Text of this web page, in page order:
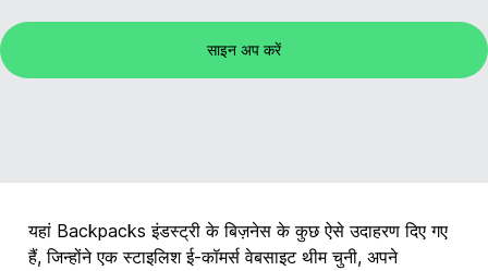
साइन अप करें
यहां Backpacks इंडस्ट्री के बिज़नेस के कुछ ऐसे उदाहरण दिए गए
हैं, जिन्होंने एक स्टाइलिश ई-कॉमर्स वेबसाइट थीम चुनी, अपने